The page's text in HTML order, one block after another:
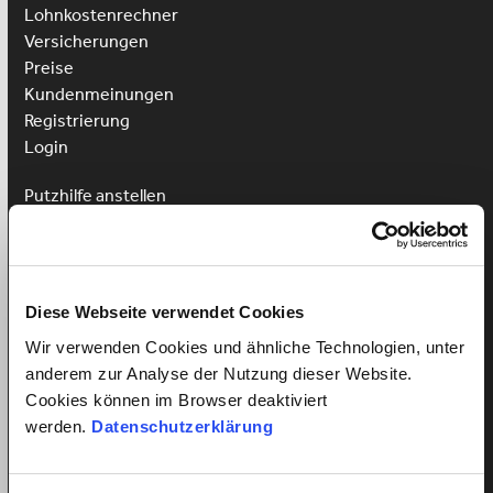
Diese Webseite verwendet Cookies
Wir verwenden Cookies und ähnliche Technologien, unter
anderem zur Analyse der Nutzung dieser Website.
Cookies können im Browser deaktiviert
werden. Datenschutzerklärung
Lohnkostenrechner
Versicherungen
Preise
Kundenmeinungen
Registrierung
Login
Putzhilfe anstellen
Arbeitnehmer Registrierung
Arbeitnehmer Login
Sprachkurs gewinnen